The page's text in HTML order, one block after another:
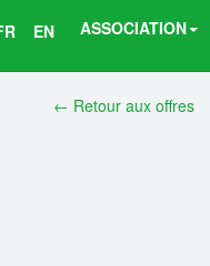
EN ASSOCIATION
← Retour aux offres